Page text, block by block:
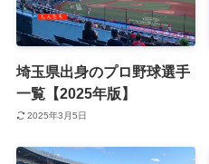
埼玉県出身のプロ野球選手
一覧【2025年版】
2025年3月5日